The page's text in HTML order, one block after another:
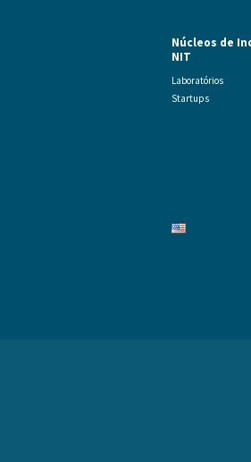
Núcleos de
NIT
Laboratórios
Startups